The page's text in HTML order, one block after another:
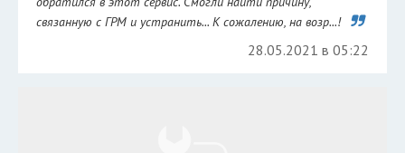
связанную с ГРМ и устранить... К сожалению, на возр...!
28.05.2021 в 05:22